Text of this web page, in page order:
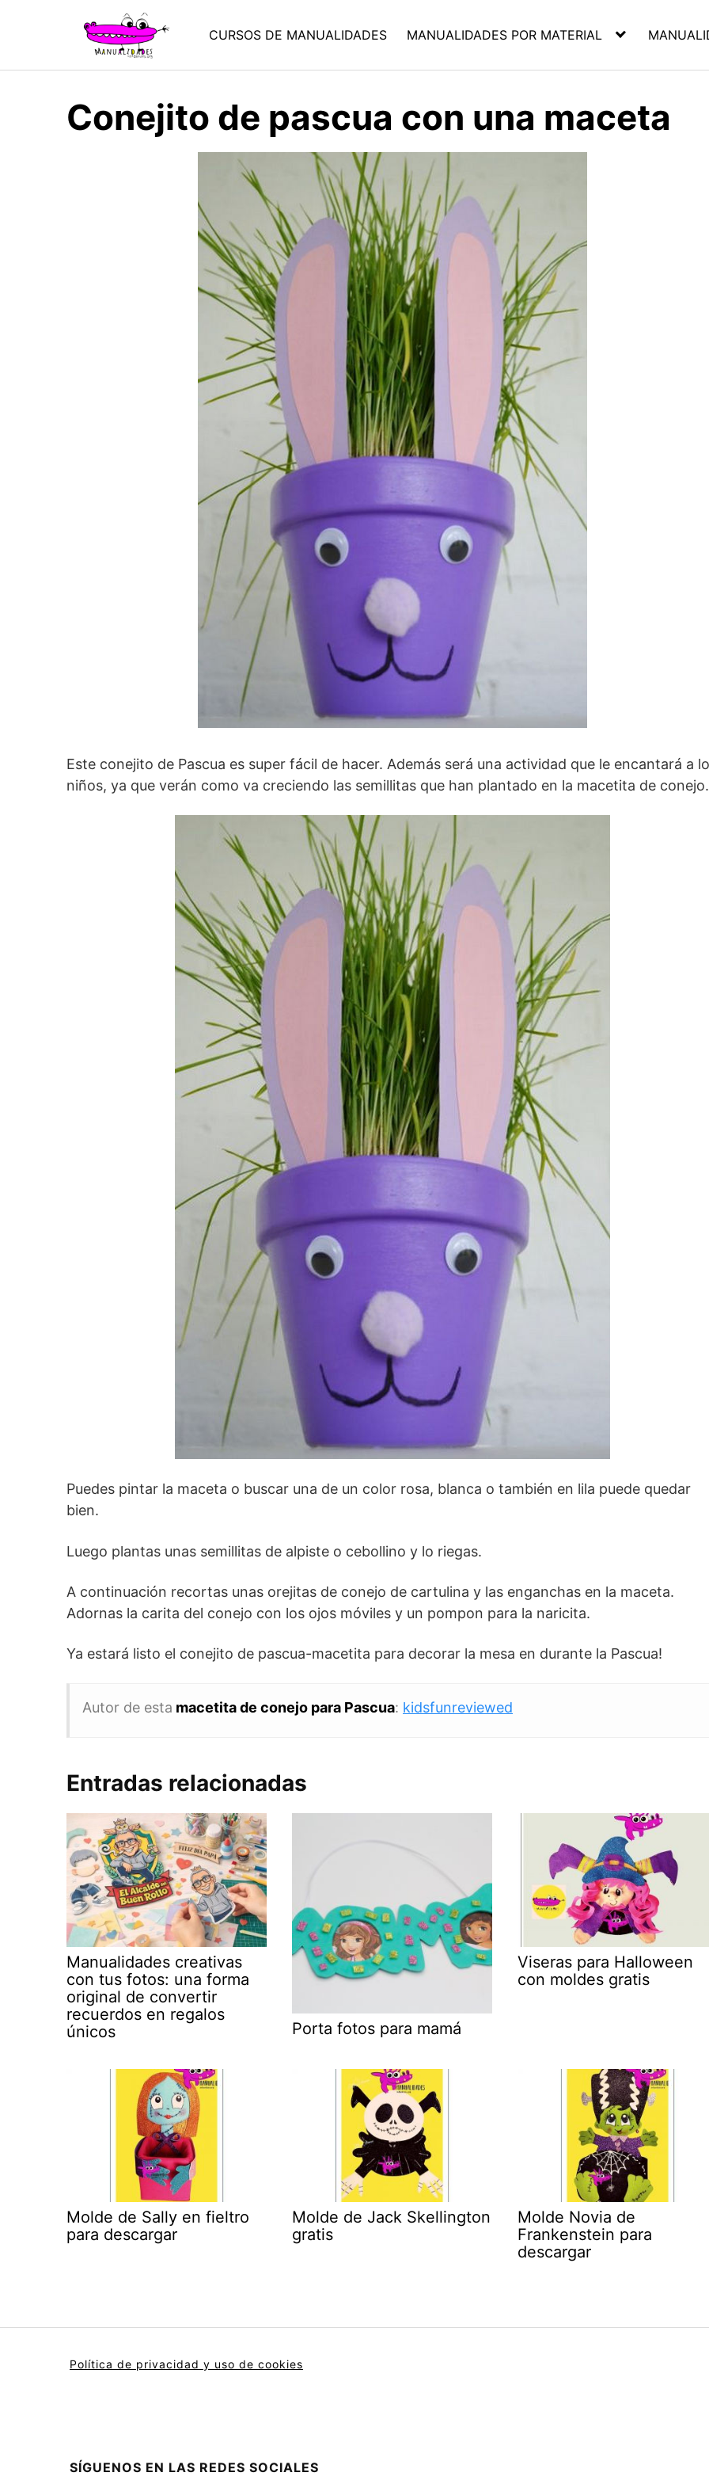
CURSOS DE MANUALIDADES MANUALIDADES POR MATERIAL
Conejito de pascua con una maceta
Este conejito de Pascua es super fácil de hacer. Además será una actividad que le encantará a
niños, ya que verán como va creciendo las semillitas que han plantado en la macetita de conejo.
Puedes pintar la maceta o buscar una de un color rosa, blanca o también en lila puede quedar
bien.
Luego plantas unas semillitas de alpiste o cebollino y lo riegas.
A continuación recortas unas orejitas de conejo de cartulina y las enganchas en la maceta.
Adornas la carita del conejo con los ojos móviles y un pompon para la naricita.
Ya estará listo el conejito de pascua-macetita para decorar la mesa en durante la Pascua!
Autor de esta macetita de conejo para Pascua: kidsfunreviewed
Entradas relacionadas
Manualidades creativas
con tus fotos: una forma
original de convertir
recuerdos en regalos
únicos
Porta fotos para mamá
Viseras para Halloween
con moldes gratis
Molde de Sally en fieltro
para descargar
Molde de Jack Skellington
gratis
Molde Novia de
Frankenstein para
descargar
Política de privacidad y uso de cookies
SÍGUENOS EN LAS REDES SOCIALES